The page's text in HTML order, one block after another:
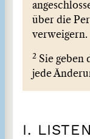
über die
verweigern.
2 Sie geben
jede
I.